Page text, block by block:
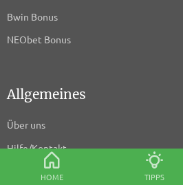
HOME TIPPS
Bwin Bonus
NEObet Bonus
Allgemeines
Über uns
Hilfe/Kontakt
Datenschutzerklärung